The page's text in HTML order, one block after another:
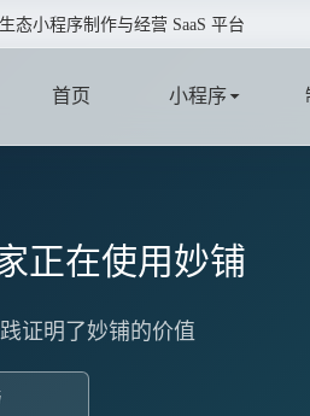
小程序制作与经营 SaaS 平台
首页 小程序
正在使用妙铺
证明了妙铺的价值